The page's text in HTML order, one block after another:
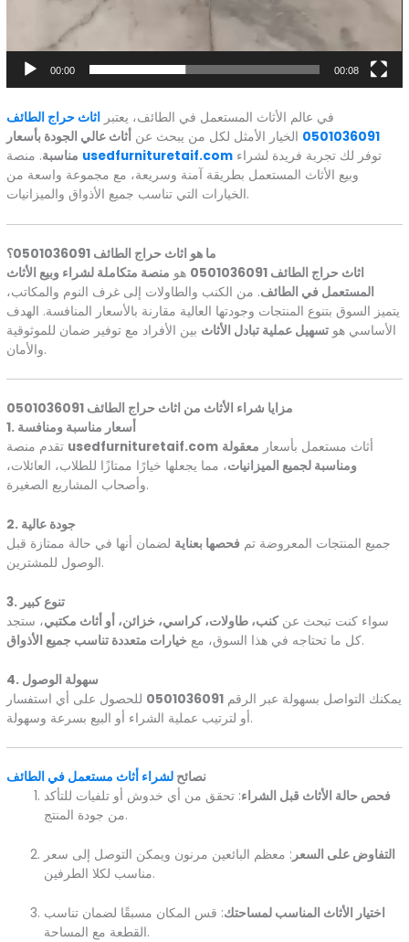
00:00 00:08
في عالم الأثاث المستعمل في الطائف، يعتبر اثاث حراج الطائف
0501036091 الخيار الأمثل لكل من يبحث عن أثاث عالي الجودة بأسعار
مناسبة usedfurnituretaif.com
وبيع الأثاث المستعمل بطريقة آمنة وسريعة، مع مجموعة واسعة من
الخيارات التي تناسب جميع الأذواق والميزانيات.
ما هو اثاث حراج الطائف 0501036091؟
اثاث حراج الطائف 0501036091
هو منصة متكاملة لشراء وبيع الأثاث
المستعمل في الطائف. من الكنب والطاولات إلى غرف النوم والمكاتب،
يتميز السوق بتنوع المنتجات وجودتها العالية مقارنة بالأسعار المنافسة. الهدف
الأساسي هو تسهيل عملية تبادل الأثاث بين الأفراد مع توفير ضمان للموثوقية
والأمان.
مزايا شراء الأثاث من اثاث حراج الطائف 0501036091
1. أسعار مناسبة ومنافسة
usedfurnituretaif.com أثاث مستعمل بأسعار معقولة
ومناسبة لجميع الميزانيات، مما يجعلها خيارًا ممتازًا للطلاب، العائلات،
وأصحاب المشاريع الصغيرة.
2. جودة عالية
جميع المنتجات المعروضة تم فحصها بعناية لضمان أنها في حالة ممتازة قبل
الوصول للمشترين.
3. تنوع كبير
سواء كنت تبحث عنكنب، طاولات، كراسي، خزائن، أو أثاث مكتبي، ستجد
كل ما تحتاجه في هذا السوق، مع خيارات متعددة تناسب جميع الأذواق .
4. سهولة الوصول
يمكنك التواصل بسهولة عبر الرقم 0501036091 للحصول على أي استفسار
أو لترتيب عملية الشراء أو البيع بسرعة وسهولة.
نصائح لشراء أثاث مستعمل في الطائف
فحص حالة الأثاث قبل الشراء: تحقق من أي خدوش أو تلفيات للتأكد
من جودة المنتج.
التفاوض على السعر : معظم البائعين مرنون ويمكن التوصل إلى سعر
مناسب لكلا الطرفين.
اختيار الأثاث المناسب لمساحتك: قس المكان مسبقًا لضمان تناسب
القطعة مع المساحة.